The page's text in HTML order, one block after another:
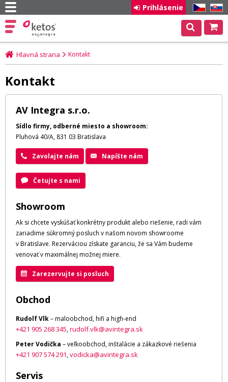
CZ SK
Prihlásenie
Hlavná strana Kontakt
Kontakt
AV Integra s.r.o.
Sídlo firmy, odberné miesto a showroom:
Pluhová 40/A, 831 03 Bratislava
Zavolajte nám Napíšte nám
Četujte s nami
Showroom
Ak si chcete vyskúšať konkrétny produkt alebo riešenie, radi vám
zariadime súkromný posluch v našom novom showroome
v Bratislave. Rezerváciou získate garanciu, že sa Vám budeme
venovať v maximálnej možnej miere.
Zarezervujte si posluch
Obchod
Rudolf Vlk– maloobchod, hifi a high-end
+421 905 268 345,rudolf.vlk@avintegra.sk
Peter Vodička – veľkoobchod, inštalácie a zákazkové riešenia
+421 907 574 291,vodicka@avintegra.sk
Servis